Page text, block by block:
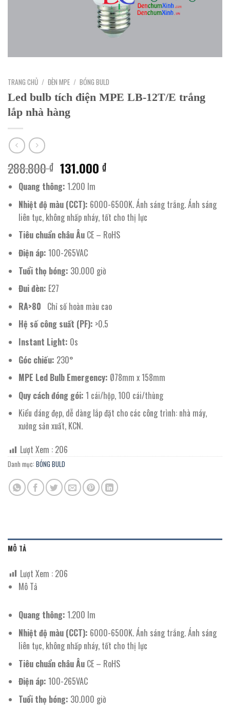
TRANG CHỦ / ĐÈN MPE / BÓNG BULD
Led bulb tích điện MPE LB-12T/E trắng
lắp nhà hàng
288.800₫ Giá
gốc
là:
288.800 ₫.
131.000₫Giá
là:
131.000 ₫.
Quang thông: 1.200 lm
Nhiệt độ màu (CCT): 6000-6500K. Ánh sáng trắng. Ánh sáng
liên tục, không nhấp nháy, tốt cho thị lực
Tiêu chuẩn châu ÂuCE – RoHS
Điện áp: 100-265VAC
Tuổi thọ bóng: 30.000 giờ
Đui đèn: E27
RA>80 Chỉ số hoàn màu cao
Hệ số công suất (PF): >0.5
Instant Light: 0s
Góc chiếu: 230°
MPE Led Bulb Emergency: Ø78mm x 158mm
Quy cách đóng gói: 1 cái/hộp, 100 cái/thùng
Kiểu dáng đẹp, dễ dàng lắp đặt cho các công trình: nhà máy,
xưởng sản xuất, KCN.
Lượt Xem : 206
Danh mục: BÓNG BULD
MÔ TẢ
Lượt Xem : 206
Mô Tả
Quang thông: 1.200 lm
Nhiệt độ màu (CCT): 6000-6500K. Ánh sáng trắng. Ánh sáng
liên tục, không nhấp nháy, tốt cho thị lực
Tiêu chuẩn châu ÂuCE – RoHS
Điện áp: 100-265VAC
Tuổi thọ bóng: 30.000 giờ